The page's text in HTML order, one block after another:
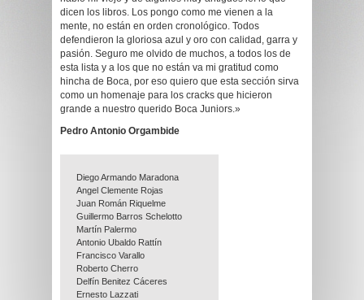
dicen los libros. Los pongo como me vienen a la
mente, no están en orden cronológico. Todos
defendieron la gloriosa azul y oro con calidad, garra y
pasión. Seguro me olvido de muchos, a todos los de
esta lista y a los que no están va mi gratitud como
hincha de Boca, por eso quiero que esta sección sirva
como un homenaje para los cracks que hicieron
grande a nuestro querido Boca Juniors.»
Pedro Antonio Orgambide
Diego Armando Maradona
Angel Clemente Rojas
Juan Román Riquelme
Guillermo Barros Schelotto
Martín Palermo
Antonio Ubaldo Rattín
Francisco Varallo
Roberto Cherro
Delfín Benitez Cáceres
Ernesto Lazzati